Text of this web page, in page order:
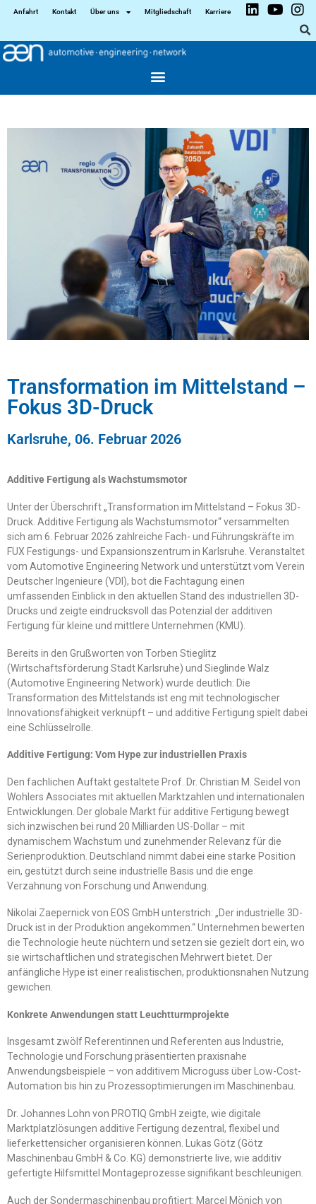
Anfahrt Kontakt Über uns Mitgliedschaft Karriere
Quelle: Gerd Lache
Transformation im Mittelstand –
Fokus 3D-Druck
Karlsruhe, 06. Februar 2026
Additive Fertigung als Wachstumsmotor
Unter der Überschrift „Transformation im Mittelstand – Fokus 3D-
Druck. Additive Fertigung als Wachstumsmotor“ versammelten
sich am 6. Februar 2026 zahlreiche Fach- und Führungskräfte im
FUX Festigungs- und Expansionszentrum in Karlsruhe. Veranstaltet
vom Automotive Engineering Network und unterstützt vom Verein
Deutscher Ingenieure (VDI), bot die Fachtagung einen
umfassenden Einblick in den aktuellen Stand des industriellen 3D-
Drucks und zeigte eindrucksvoll das Potenzial der additiven
Fertigung für kleine und mittlere Unternehmen (KMU).
Bereits in den Grußworten von Torben Stieglitz
(Wirtschaftsförderung Stadt Karlsruhe) und Sieglinde Walz
(Automotive Engineering Network) wurde deutlich: Die
Transformation des Mittelstands ist eng mit technologischer
Innovationsfähigkeit verknüpft – und additive Fertigung spielt dabei
eine Schlüsselrolle.
Additive Fertigung: Vom Hype zur industriellen Praxis
Den fachlichen Auftakt gestaltete Prof. Dr. Christian M. Seidel von
Wohlers Associates mit aktuellen Marktzahlen und internationalen
Entwicklungen. Der globale Markt für additive Fertigung bewegt
sich inzwischen bei rund 20 Milliarden US-Dollar – mit
dynamischem Wachstum und zunehmender Relevanz für die
Serienproduktion. Deutschland nimmt dabei eine starke Position
ein, gestützt durch seine industrielle Basis und die enge
Verzahnung von Forschung und Anwendung.
Nikolai Zaepernick von EOS GmbH unterstrich: „Der industrielle 3D-
Druck ist in der Produktion angekommen.“ Unternehmen bewerten
die Technologie heute nüchtern und setzen sie gezielt dort ein, wo
sie wirtschaftlichen und strategischen Mehrwert bietet. Der
anfängliche Hype ist einer realistischen, produktionsnahen Nutzung
gewichen.
Konkrete Anwendungen statt Leuchtturmprojekte
Insgesamt zwölf Referentinnen und Referenten aus Industrie,
Technologie und Forschung präsentierten praxisnahe
Anwendungsbeispiele – von additivem Microguss über Low-Cost-
Automation bis hin zu Prozessoptimierungen im Maschinenbau.
Dr. Johannes Lohn von PROTIQ GmbH zeigte, wie digitale
Marktplatzlösungen additive Fertigung dezentral, flexibel und
lieferkettensicher organisieren können. Lukas Götz (Götz
Maschinenbau GmbH & Co. KG) demonstrierte live, wie additiv
gefertigte Hilfsmittel Montageprozesse signifikant beschleunigen.
Auch der Sondermaschinenbau profitiert: Marcel Mönich von